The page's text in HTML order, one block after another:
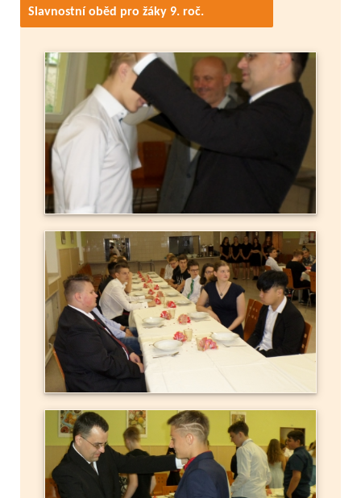
Slavnostní oběd pro žáky 9. roč.